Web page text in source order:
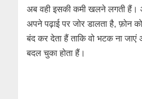
अब वही इसकी कमी खलने लगती हैं।
अपने पढ़ाई पर जोर डालता है, फ़ोन
बंद कर देता हैं ताकि वो भटक ना जाएं
बदल चुका होता हैं।